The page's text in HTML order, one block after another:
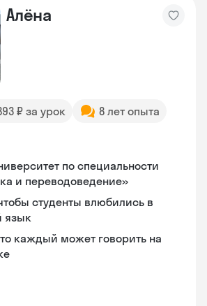
Алёна
₽ за урок
8 лет опыта
по специальности
и переводоведение»
студенты влюбились в
язык
каждый может говорить на